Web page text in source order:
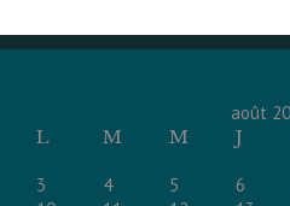
août
L
M M J
3
4 5 6